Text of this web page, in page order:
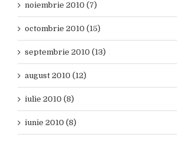
noiembrie 2010 (7)
octombrie 2010 (15)
septembrie 2010 (13)
august 2010 (12)
iulie 2010 (8)
iunie 2010 (8)